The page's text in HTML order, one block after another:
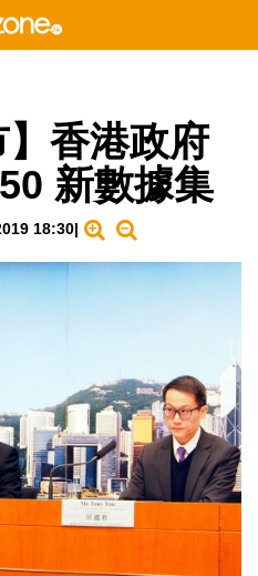
】香港政府
新數據集
18:30|